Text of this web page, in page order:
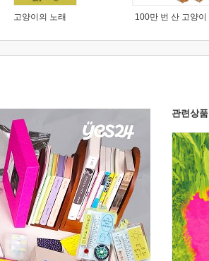
고양이의 노래 100만 번 산 고양이
관련상품